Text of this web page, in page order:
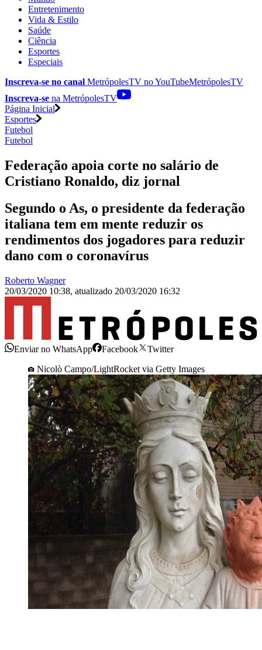
Entretenimento
Vida & Estilo
Saúde
Ciência
Esportes
Especiais
Inscreva-se no canal MetrópolesTV noYouTubeMetrópolesTV
Inscreva-se na MetrópolesTV
Página Inicial
Esportes
Futebol
Futebol
Federação apoia corte no salário de
Cristiano Ronaldo, diz jornal
Segundo o As, o presidente da federação
italiana tem em mente reduzir os
rendimentos dos jogadores para reduzir
dano com o coronavírus
Roberto Wagner
20/03/2020 10:38, atualizado 20/03/2020 16:32
Enviar no WhatsApp Facebook
Twitter
Nicolò Campo/LightRocket via Getty Images